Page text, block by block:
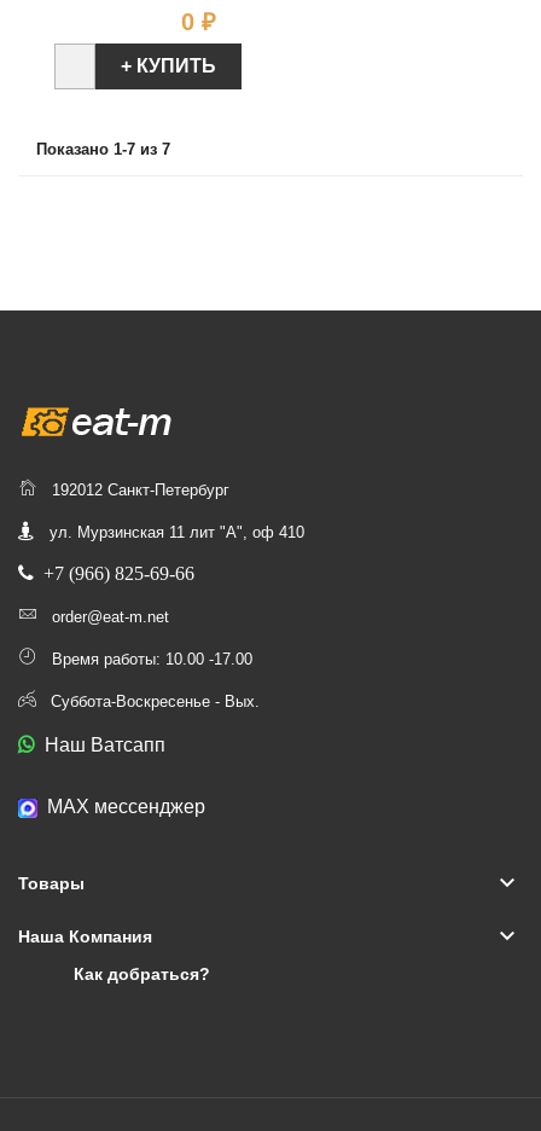
0 ₽Цена
+ КУПИТЬ
Показано 1-7 из 7
192012 Санкт-Петербург
ул. Мурзинская 11 лит "А", оф 410
+7 (966) 825-69-66
order@eat-m.net
Время работы: 10.00 -17.00
Суббота-Воскресенье - Вых.
Наш Ватсапп
МАХ мессенджер
Товары keyboard_arrow_down
Наша Компания keyboard_arrow_down
Как добраться?